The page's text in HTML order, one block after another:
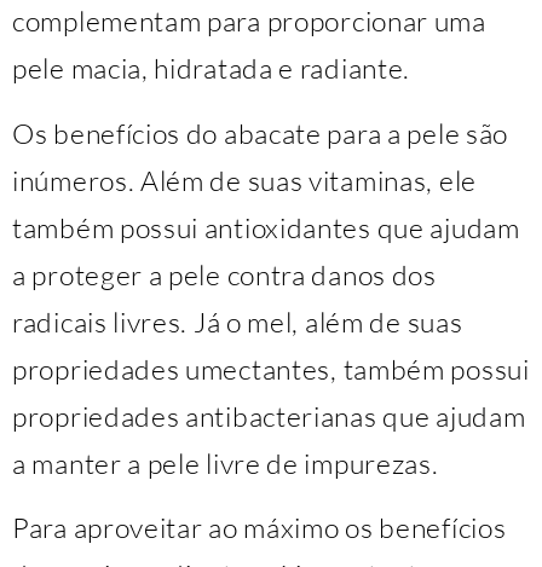
complementam para proporcionar uma
pele macia, hidratada e radiante.
Os benefícios do abacate para a pele são
inúmeros. Além de suas vitaminas, ele
também possui antioxidantes que ajudam
a proteger a pele contra danos dos
radicais livres. Já o mel, além de suas
propriedades umectantes, também possui
propriedades antibacterianas que ajudam
a manter a pele livre de impurezas.
Para aproveitar ao máximo os benefícios